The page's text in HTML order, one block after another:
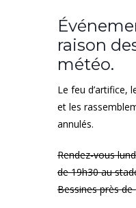
raison
météo.
Le feu d’artifice,
et les
annulés.
Rendez-vous
de 19h30 au
Bessines près